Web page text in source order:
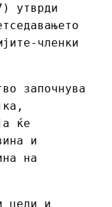
утврди
членки
започнува
ќе
и
на
цели и